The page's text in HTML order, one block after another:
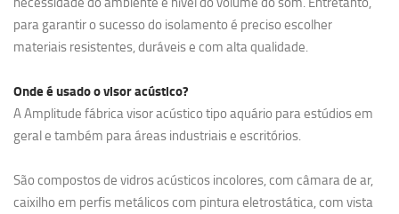
para garantir o sucesso do isolamento é preciso escolher
materiais resistentes, duráveis e com alta qualidade.
Onde é usado o visor acústico?
A Amplitude fábrica visor acústico tipo aquário para estúdios em
geral e também para áreas industriais e escritórios.
São compostos de vidros acústicos incolores, com câmara de ar,
caixilho em perfis metálicos com pintura eletrostática, com vista